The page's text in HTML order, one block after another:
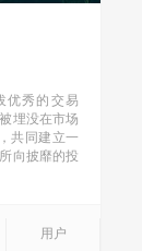
优秀的交易
埋没在市场
共同建立一
向披靡的投
用户